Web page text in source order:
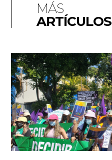
MÁS
ARTÍCULOS